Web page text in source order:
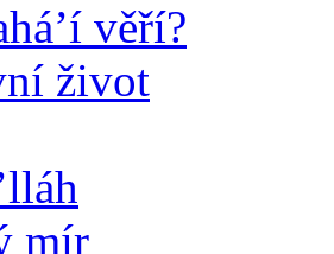
věří?
život
mír